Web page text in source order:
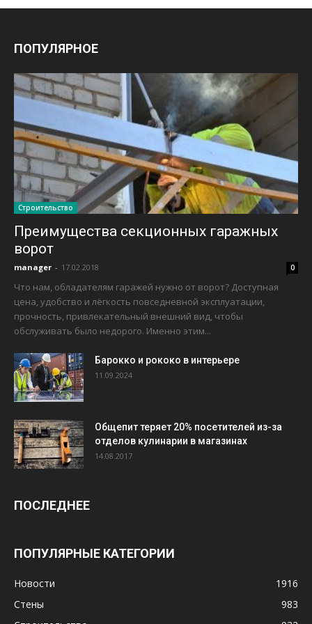
ПОПУЛЯРНОЕ
Строительство
Преимущества секционных гаражных
ворот
manager - 17.02.2018 0
Что нам, обладателям гаражей нужно от ворот? Доступная
цена, удобство и лёгкость повседневной эксплуатации,
прочность, привлекательный внешний вид, чтобы
обслуживать было недорого. Именно этим...
Барокко и рококо в интерьере
11.09.2024
Общепит теряет 20% посетителей из-за
отделов кулинарии в магазинах
14.08.2017
ПОСЛЕДНЕЕ
ПОПУЛЯРНЫЕ КАТЕГОРИИ
Новости
1916
Стены
983